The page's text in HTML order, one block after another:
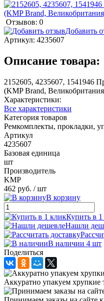
Отзывов: 0
Добавить
Артикул: 4235607
Описание товара:
2152605, 4235607, 1541946
(KMP Brand,
Характеристики:
Все характеристики
Категория товаров
Ремкомплекты, прокладки,
Артикул
4235607
Базовая единица
шт
Производитель
KMP
462 руб. / шт
В корзину
Купить в
Нашли
В наличии 4 шт
Поделиться
Аккуратно упакуем хрупкие